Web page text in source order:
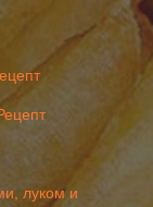
луком и